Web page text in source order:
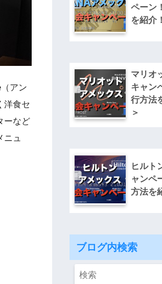
アン
洋食セ
ーなど
ュ
ペーン
を紹介
マリオ
キャン
行方法
＞
ヒルト
ャンペ
方法を
ブログ内検索